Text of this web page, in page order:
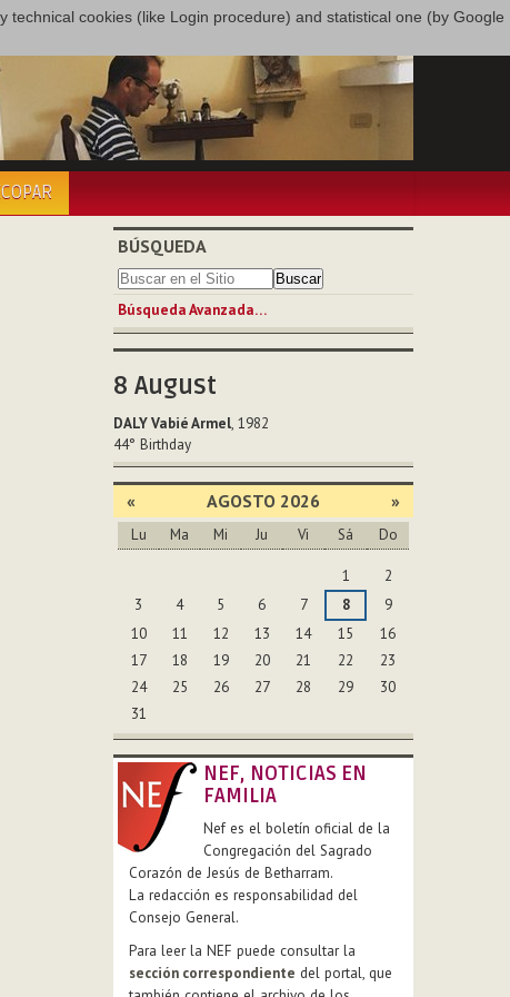
cookies (like Login procedure) and statistical one (by Google
BÚSQUEDA
Búsqueda Avanzada…
8 August
DALY Vabié Armel, 1982
44° Birthday
« AGOSTO 2026 »
Lu Ma Mi Ju Vi Sá Do
1
2
3
4 5 6 7 8
9
10
11 12 13 14 15
16
17
18 19 20 21 22
23
24
25 26 27 28 29
30
31
NEF, NOTICIAS EN
FAMILIA
Nef es el boletín oficial de la
Congregación del Sagrado
Corazón de Jesús de Betharram.
La redacción es responsabilidad del
Consejo General.
Para leer la NEF puede consultar la
sección correspondiente del portal, que